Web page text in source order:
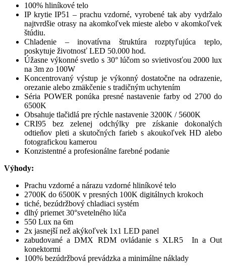
100% hliníkové telo
IP krytie IP51 – prachu vzdorné, vyrobené tak aby vydržalo
najtvrdšie otrasy na akomkoľvek mieste alebo v akomkoľvek
štúdiu.
Chladenie – inovatívna štruktúra rozptyľujúca teplo,
poskytuje životnosť LED 50.000 hod.
Úžasne výkonné svetlo s 30° lúčom so svietivosťou 2000 lux
na 3m zo 100W
Koncentrovaný výstup je výkonný dostatočne na odrazenie,
orezanie alebo zmäkčenie s tradičným uchytením
Séria POWER ponúka presné nastavenie farby od 2700 do
6500K
Obsahuje tlačidlá pre rýchle nastavenie 3200K / 5600K
CRI95 bez zelenej odchýlky pre získanie dokonalých
odtieňov pleti a skutočných farieb s akoukoľvek HD alebo
fotografickou kamerou
Konzistentné a profesionálne farebné podanie
Výhody:
Prachu vzdorné a nárazu vzdorné hliníkové telo
2700K do 6500K v presných 100K digitálnych krokoch
tiché, bezúdržbový chladiaci systém
dlhý priemet 30°svetelného lúča
550 Lux na 6m
2x jasnejší než akýkoľvek 1x1 LED panel
zabudované a DMX RDM ovládanie s XLR5 In a Out
konektormi
100% bezúdržbová prevádzka a minimálne náklady